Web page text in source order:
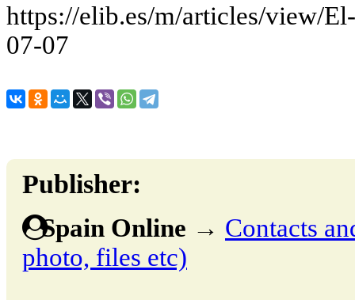
https://elib.es/m/articles/view/
07-07
Publisher:
Spain Online → Contacts
photo, files etc)